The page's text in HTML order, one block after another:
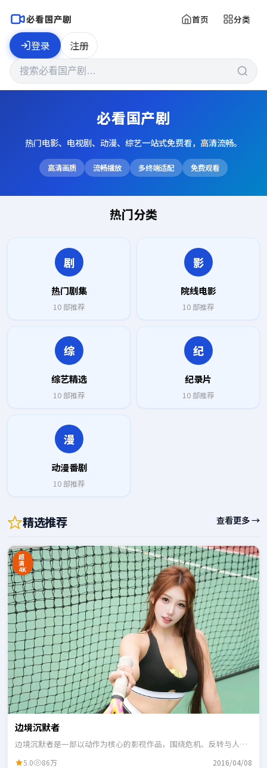
必看国产剧 首页 分类
登录 注册
必看国产剧
热门电影、电视剧、动漫、综艺一站式免费看，高清流畅。
高清画质 流畅播放 多终端适配 免费观看
热门分类
剧
热门剧集
10部推荐
影
院线电影
10部推荐
综
综艺精选
10部推荐
纪
纪录片
10部推荐
漫
动漫番剧
10部推荐
精选推荐 查看更多 →
超
清
4K
边境沉默者
边境沉默者是一部以动作为核心的影视作品，围绕危机、反转与人物
5.0 86万 2016/04/08